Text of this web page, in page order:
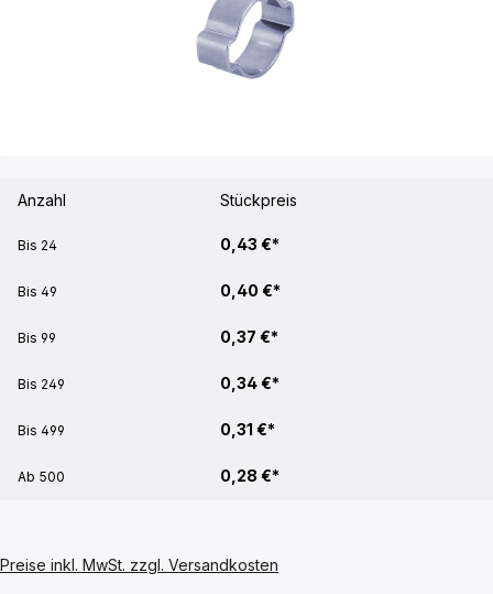
Anzahl Stückpreis
Bis 24 0,43 €*
Bis 49 0,40 €*
Bis 99 0,37 €*
Bis 249 0,34 €*
Bis 499 0,31 €*
Ab 500 0,28 €*
Preise inkl. MwSt. zzgl. Versandkosten